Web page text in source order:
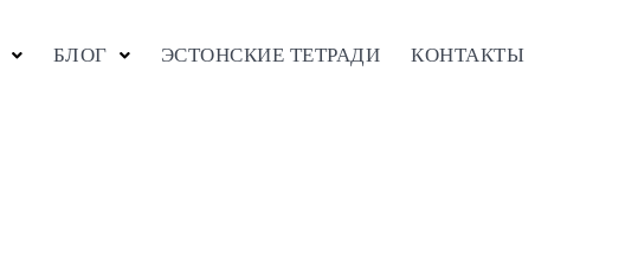
БЛОГ ЭСТОНСКИЕ ТЕТРАДИ КОНТАКТЫ